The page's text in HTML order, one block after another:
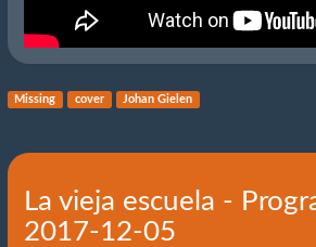
Missing cover Johan Gielen
La vieja escuela -
2017-12-05